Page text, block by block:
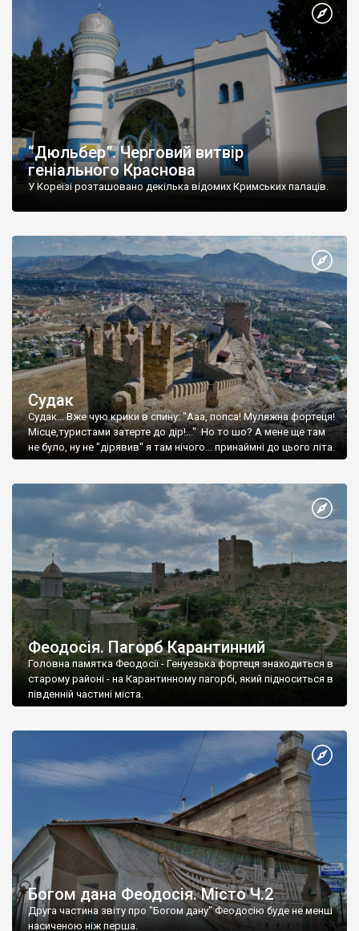
“Дюльбер”. Черговий витвір
геніального Краснова
У Кореїзі розташовано декілька відомих Кримських палаців.
Судак
Судак... Вже чую крики в спину: "Ааа, попса! Муляжна фортеця!
Місце,туристами затерте до дір!..." Но то шо? А мене ще там
не було, ну не "дірявив" я там нічого... принаймні до цього літа.
Феодосія. Пагорб Карантинний
Головна памятка Феодосії - Генуезька фортеця знаходиться в
старому районі - на Карантинному пагорбі, який підноситься в
південній частині міста.
Богом дана Феодосія. Місто Ч.2
Друга частина звіту про "Богом дану" Феодосію буде не менш
насиченою ніж перша.